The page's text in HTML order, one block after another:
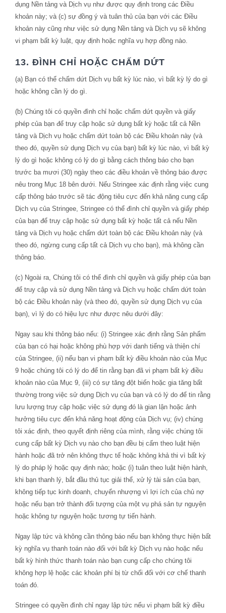
dụng Nền tảng và Dịch vụ như được quy định trong các Điều
khoản này; và (c) sự đồng ý và tuân thủ của bạn với các Điều
khoản này cũng như việc sử dụng Nền tảng và Dịch vụ sẽ không
vi phạm bất kỳ luật, quy định hoặc nghĩa vụ hợp đồng nào.
13. ĐÌNH CHỈ HOẶC CHẤM DỨT
(a) Bạn có thể chấm dứt Dịch vụ bất kỳ lúc nào, vì bất kỳ lý do gì
hoặc không cần lý do gì.
(b) Chúng tôi có quyền đình chỉ hoặc chấm dứt quyền và giấy
phép của bạn để truy cập hoặc sử dụng bất kỳ hoặc tất cả Nền
tảng và Dịch vụ hoặc chấm dứt toàn bộ các Điều khoản này (và
theo đó, quyền sử dụng Dịch vụ của bạn) bất kỳ lúc nào, vì bất kỳ
lý do gì hoặc không có lý do gì bằng cách thông báo cho bạn
trước ba mươi (30) ngày theo các điều khoản về thông báo được
nêu trong Mục 18 bên dưới. Nếu Stringee xác định rằng việc cung
cấp thông báo trước sẽ tác động tiêu cực đến khả năng cung cấp
Dịch vụ của Stringee, Stringee có thể đình chỉ quyền và giấy phép
của bạn để truy cập hoặc sử dụng bất kỳ hoặc tất cả nếu Nền
tảng và Dịch vụ hoặc chấm dứt toàn bộ các Điều khoản này (và
theo đó, ngừng cung cấp tất cả Dịch vụ cho bạn), mà không cần
thông báo.
(c) Ngoài ra, Chúng tôi có thể đình chỉ quyền và giấy phép của bạn
để truy cập và sử dụng Nền tảng và Dịch vụ hoặc chấm dứt toàn
bộ các Điều khoản này (và theo đó, quyền sử dụng Dịch vụ của
bạn), vì lý do có hiệu lực như được nêu dưới đây:
Ngay sau khi thông báo nếu: (i) Stringee xác định rằng Sản phẩm
của bạn có hại hoặc không phù hợp với danh tiếng và thiện chí
của Stringee, (ii) nếu bạn vi phạm bất kỳ điều khoản nào của Mục
9 hoặc chúng tôi có lý do để tin rằng bạn đã vi phạm bất kỳ điều
khoản nào của Mục 9, (iii) có sự tăng đột biến hoặc gia tăng bất
thường trong việc sử dụng Dịch vụ của bạn và có lý do để tin rằng
lưu lượng truy cập hoặc việc sử dụng đó là gian lận hoặc ảnh
hưởng tiêu cực đến khả năng hoạt động của Dịch vụ; (iv) chúng
tôi xác định, theo quyết định riêng của mình, rằng việc chúng tôi
cung cấp bất kỳ Dịch vụ nào cho bạn đều bị cấm theo luật hiện
hành hoặc đã trở nên không thực tế hoặc không khả thi vì bất kỳ
lý do pháp lý hoặc quy định nào; hoặc (i) tuân theo luật hiện hành,
khi bạn thanh lý, bắt đầu thủ tục giải thể, xử lý tài sản của bạn,
không tiếp tục kinh doanh, chuyển nhượng vì lợi ích của chủ nợ
hoặc nếu bạn trở thành đối tượng của một vụ phá sản tự nguyện
hoặc không tự nguyện hoặc tương tự tiến hành.
Ngay lập tức và không cần thông báo nếu bạn không thực hiện bất
kỳ nghĩa vụ thanh toán nào đối với bất kỳ Dịch vụ nào hoặc nếu
bất kỳ hình thức thanh toán nào bạn cung cấp cho chúng tôi
không hợp lệ hoặc các khoản phí bị từ chối đối với cơ chế thanh
toán đó.
Stringee có quyền đình chỉ ngay lập tức nếu vi phạm bất kỳ điều